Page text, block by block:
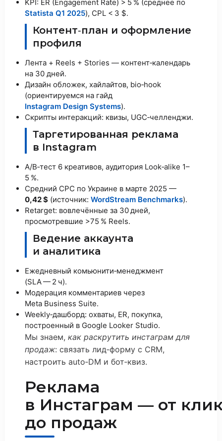
KPI: ER (Engagement Rate) > 5 % (среднее по
Statista Q1 2025), CPL < 3 $.
Контент‑план и оформление
профиля
Лента + Reels + Stories — контент‑календарь
на 30 дней.
Дизайн обложек, хайлайтов, bio‑hook
(ориентируемся на гайд
Instagram Design Systems).
Скрипты интеракций: квизы, UGC‑челленджи.
Таргетированная реклама
в Instagram
A/B‑тест 6 креативов, аудитория Look‑alike 1–
5 %.
Средний CPC по Украине в марте 2025 —
0,42 $ (источник: WordStream Benchmarks).
Retarget: вовлечённые за 30 дней,
просмотревшие >75 % Reels.
Ведение аккаунта
и аналитика
Ежедневный комьюнити‑менеджмент
(SLA — 2 ч).
Модерация комментариев через
Meta Business Suite.
Weekly‑дашборд: охваты, ER, покупка,
построенный в Google Looker Studio.
Мы знаем, как раскрутить инстаграм для
продаж: связать лид‑форму с CRM,
настроить auto‑DM и бот‑квиз.
Реклама
в Инстаграм — от
до продаж